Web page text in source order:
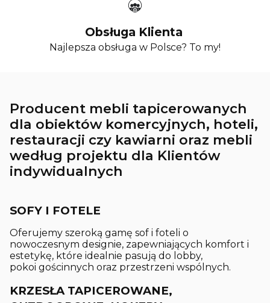
Obsługa Klienta
Najlepsza obsługa w Polsce? To my!
Producent mebli tapicerowanych
dla obiektów komercyjnych, hoteli,
restauracji czy kawiarni oraz mebli
według projektu dla Klientów
indywidualnych
SOFY I FOTELE
Oferujemy szeroką gamę sof i foteli o
nowoczesnym designie, zapewniających komfort i
estetykę, które idealnie pasują do lobby,
pokoi gościnnych oraz przestrzeni wspólnych.
KRZESŁA TAPICEROWANE,